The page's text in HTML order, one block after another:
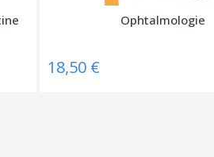
Ophtalmologie
18,50 €